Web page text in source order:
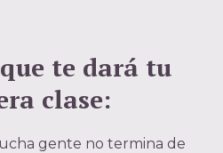
te dará tu
clase:
gente no termina de